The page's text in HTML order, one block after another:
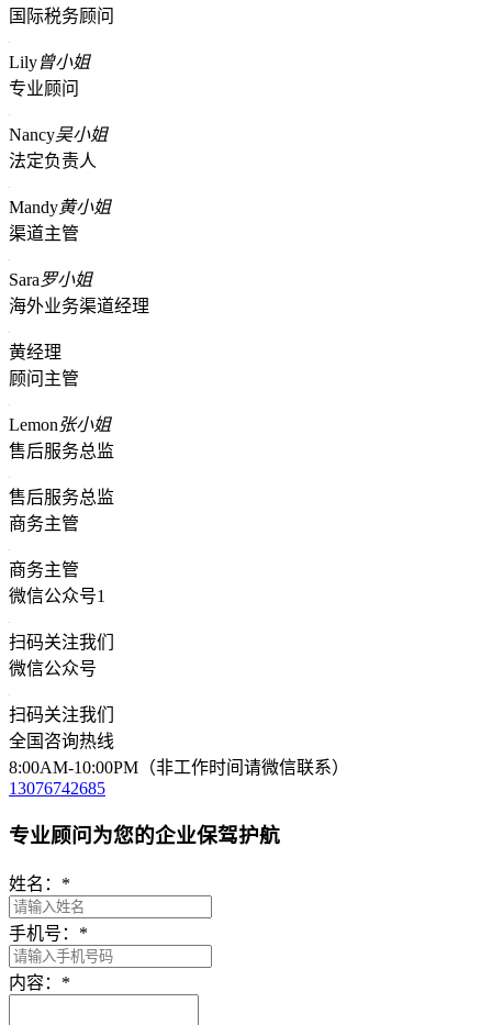
国际税务顾问
Lily曾小姐
专业顾问
Nancy吴小姐
法定负责人
Mandy黄小姐
渠道主管
Sara罗小姐
海外业务渠道经理
黄经理
顾问主管
Lemon张小姐
售后服务总监
售后服务总监
商务主管
商务主管
微信公众号1
扫码关注我们
微信公众号
扫码关注我们
全国咨询热线
8:00AM-10:00PM（非工作时间请微信联系）
13076742685
专业顾问为您的企业保驾护航
姓名： *
手机号： *
内容： *